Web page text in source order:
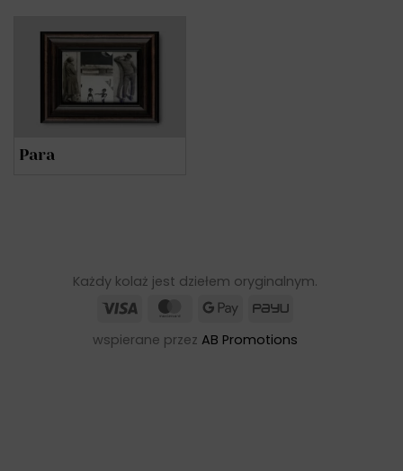
Para
Każdy kolaż jest dziełem oryginalnym.
Visa
MasterCard
GooglePayU
wspierane przez AB Promotions